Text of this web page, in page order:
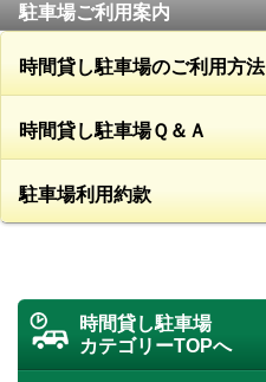
駐車場ご利用案内
時間貸し駐車場のご利用方法
時間貸し駐車場Ｑ＆Ａ
駐車場利用約款
時間貸し駐車場
カテゴリーTOPへ